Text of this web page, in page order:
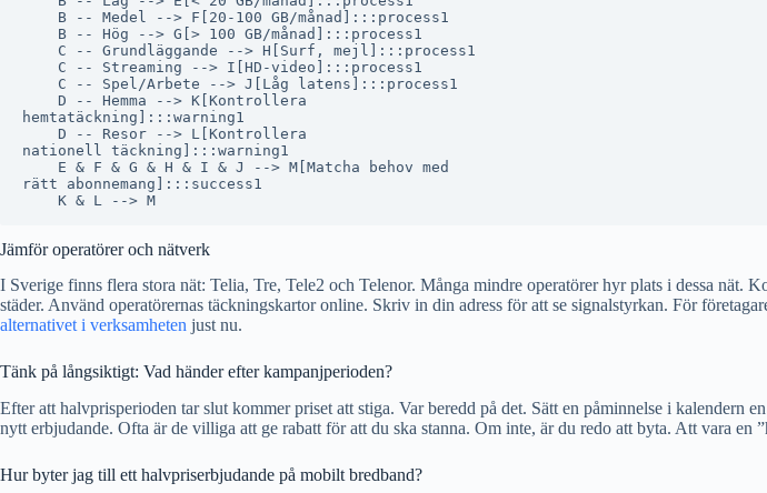
    B -- Medel --> F[20-100 GB/månad]:::process1
    B -- Hög --> G[> 100 GB/månad]:::process1
    C -- Grundläggande --> H[Surf, mejl]:::process1
    C -- Streaming --> I[HD-video]:::process1
    C -- Spel/Arbete --> J[Låg latens]:::process1
    D -- Hemma --> K[Kontrollera
hemtatäckning]:::warning1
    D -- Resor --> L[Kontrollera
nationell täckning]:::warning1
    E & F & G & H & I & J --> M[Matcha behov med
rätt abonnemang]:::success1
Jämför operatörer och nätverk
I Sverige finns flera stora nät: Telia, Tre, Tele2 och Telenor. Många mindre operatörer hyr plats i dessa nät.
städer. Använd operatörernas täckningskartor online. Skriv in din adress för att se signalstyrkan. För
alternativet i verksamheten just nu.
Tänk på långsiktigt: Vad händer efter kampanjperioden?
Efter att halvprisperioden tar slut kommer priset att stiga. Var beredd på det. Sätt en påminnelse i
nytt erbjudande. Ofta är de villiga att ge rabatt för att du ska stanna. Om inte, är du redo att byta. Att vara en
Hur byter jag till ett halvpriserbjudande på mobilt bredband?